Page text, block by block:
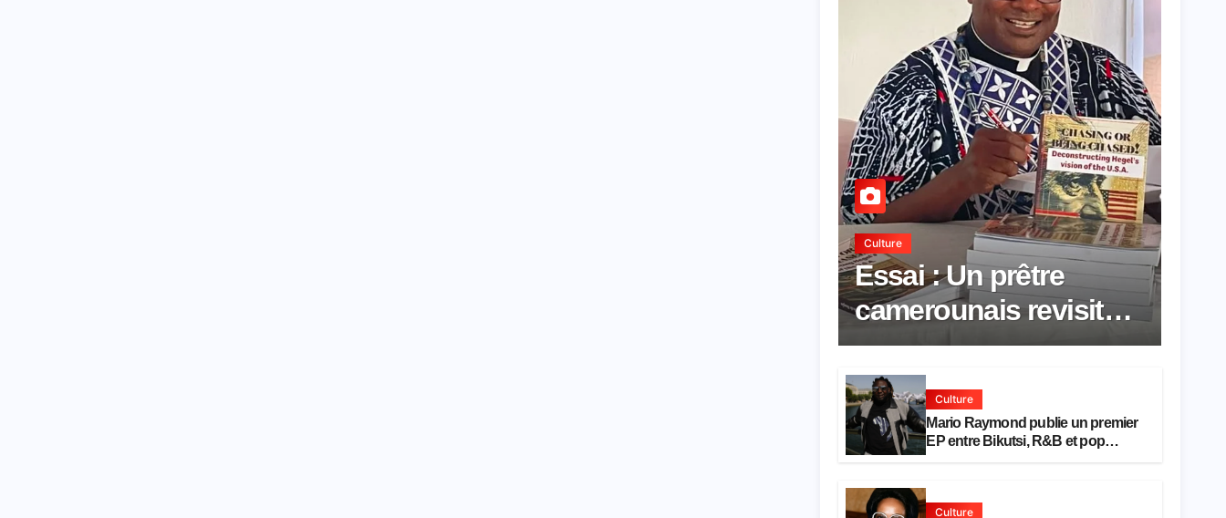
Culture
Essai : Un prêtre
camerounais revisite
la pensée de Hegel à
travers le rêve
américain
Culture
Mario Raymond publie un premier
EP entre Bikutsi, R&B et pop
Culture